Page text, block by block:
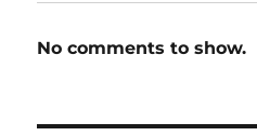
No comments to show.